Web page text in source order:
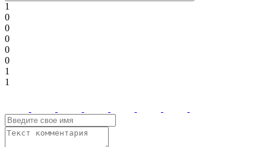
1
0
0
0
0
0
1
1